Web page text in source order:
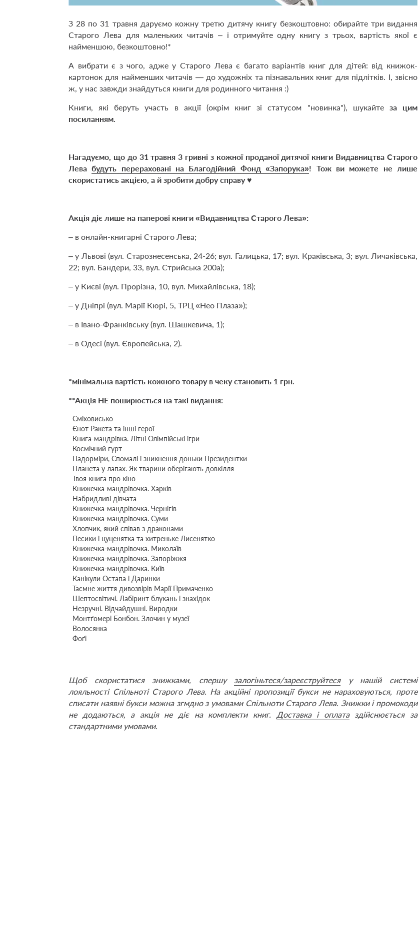
З 28 по 31 травня даруємо кожну третю дитячу книгу безкоштовно: обирайте три видання
Старого Лева для маленьких читачів – і отримуйте одну книгу з трьох, вартість якої є
найменшою, безкоштовно!*
А вибрати є з чого, адже у Старого Лева є багато варіантів книг для дітей: від книжок-
картонок для найменших читачів — до художніх та пізнавальних книг для підлітків. І, звісно
ж, у нас завжди знайдуться книги для родинного читання :)
Книги, які беруть участь в акції (окрім книг зі статусом "новинка"), шукайте за цим
посиланням.
Нагадуємо, що до 31 травня 3 гривні з кожної проданої дитячої книги Видавництва Старого
Левабудуть перераховані на Благодійний Фонд «Запорука»! Тож ви можете не лише
скористатись акцією, а й зробити добру справу ♥
Акція діє лише на паперові книги «Видавництва Старого Лева»:
– в онлайн-книгарні Старого Лева;
– у Львові (вул. Старознесенська, 24-26; вул. Галицька, 17; вул. Краківська, 3; вул. Личаківська,
22; вул. Бандери, 33, вул. Стрийська 200а);
– у Києві (вул. Прорізна, 10, вул. Михайлівська, 18);
– у Дніпрі (вул. Марії Кюрі, 5, ТРЦ «Нео Плаза»);
– в Івано-Франківську (вул. Шашкевича, 1);
– в Одесі (вул. Європейська, 2).
*мінімальна вартість кожного товару в чеку становить 1 грн.
**Акція НЕ поширюється на такі видання:
Сміховисько
Єнот Ракета та інші герої
Книга-мандрівка. Літні Олімпійські ігри
Космічний гурт
Падорміри, Спомалі і зникнення доньки Президентки
Планета у лапах. Як тварини оберігають довкілля
Твоя книга про кіно
Книжечка-мандрівочка. Харків
Набридливі дівчата
Книжечка-мандрівочка. Чернігів
Книжечка-мандрівочка. Суми
Хлопчик, який співав з драконами
Песики і цуценятка та хитреньке Лисенятко
Книжечка-мандрівочка. Миколаїв
Книжечка-мандрівочка. Запоріжжя
Книжечка-мандрівочка. Київ
Канікули Остапа і Даринки
Таємне життя дивозвірів Марії Примаченко
Шептосвітичі. Лабіринт блукань і знахідок
Незручні. Відчайдушні. Виродки
Монтґомері Бонбон. Злочин у музеї
Волосянка
Фоґі
Щоб скористатися знижками, спершу залогіньтеся/зареєструйтесяу нашій системі
лояльності Спільноті Старого Лева. На акційні пропозиції букси не нараховуються, проте
списати наявні букси можна згмдно з умовами Спільноти Старого Лева. Знижки і промокоди
не додаються, а акція не діє на комплекти книг.
Доставка і оплатаздійснюється за
стандартними умовами.